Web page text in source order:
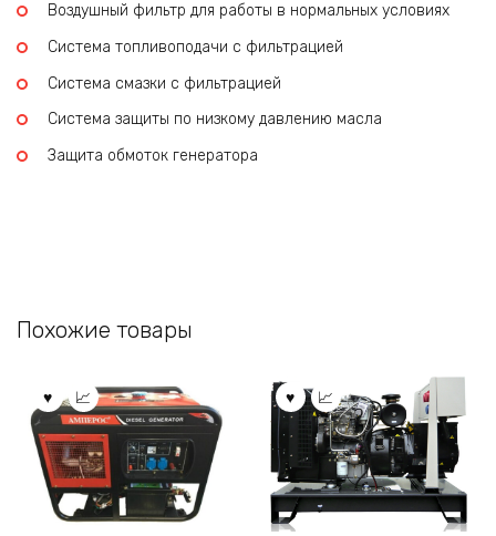
Воздушный фильтр для работы в нормальных условиях
Система топливоподачи с фильтрацией
Система смазки с фильтрацией
Система защиты по низкому давлению масла
Защита обмоток генератора
Похожие товары